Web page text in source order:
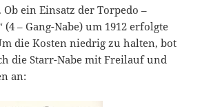
ein Einsatz der Torpedo –
(4 – Gang-Nabe) um 1912 erfolgte
die Kosten niedrig zu halten, bot
die Starr-Nabe mit Freilauf und
an: